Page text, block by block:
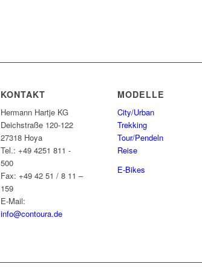
KONTAKT
Hermann Hartje KG
Deichstraße 120-122
27318 Hoya
Tel.: +49 4251 811 -
500
Fax: +49 42 51 / 8 11 –
159
E-Mail:
info@contoura.de
MODELLE
City/Urban
Trekking
Tour/Pendeln
Reise
E-Bikes